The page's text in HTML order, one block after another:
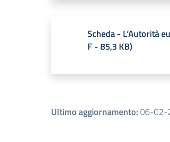
Scheda - L’Autorità
F -85,3 KB)
Ultimo aggiornamento:06-02-